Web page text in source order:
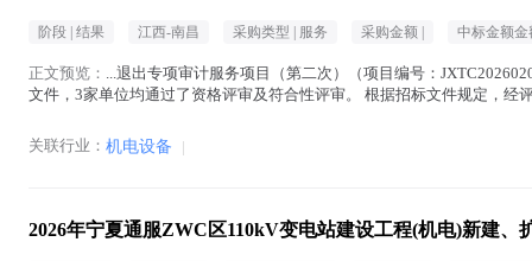
阶段 | 结果 江西-南昌 采购类型 | 服务 采购金额 | 中标金额
正文预览： ...退出专项审计服务项目（第二次）（项目编号：
文件，3家单位均通过了资格评审及符合性评审。 根据招标文件规定，
关联行业： 机电设备 |
2026年宁夏通服ZWC区110kV变电站建设工程(机电)新建、